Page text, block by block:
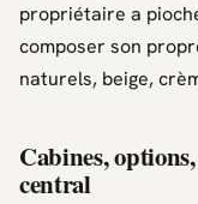
propriétaire a
composer son
naturels, beige,
Cabines,
central